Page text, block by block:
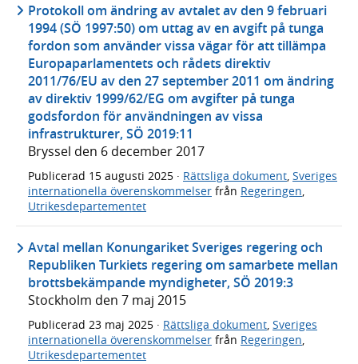
Protokoll om ändring av avtalet av den 9 februari
1994 (SÖ 1997:50) om uttag av en avgift på tunga
fordon som använder vissa vägar för att tillämpa
Europaparlamentets och rådets direktiv
2011/76/EU av den 27 september 2011 om ändring
av direktiv 1999/62/EG om avgifter på tunga
godsfordon för användningen av vissa
infrastrukturer, SÖ 2019:11
Bryssel den 6 december 2017
Publicerad 15 augusti 2025 · Rättsliga dokument Sveriges
internationella överenskommelser från Regeringen
Utrikesdepartementet
Avtal mellan Konungariket Sveriges regering och
Republiken Turkiets regering om samarbete mellan
brottsbekämpande myndigheter, SÖ 2019:3
Stockholm den 7 maj 2015
Publicerad 23 maj 2025 · Rättsliga dokument, Sveriges
internationella överenskommelser från Regeringen,
Utrikesdepartementet